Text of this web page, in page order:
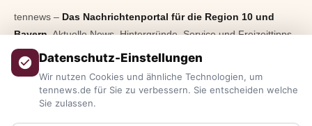
tennews – Das Nachrichtenportal für die Region 10 und
Bayern.Aktuelle News, Hintergründe, Service und Freizeittipps
aus allen Regionen, Städten und Landkreisen.
Blaulicht, von Kultur bis Sport, von Alltagstipps bis
Veranstaltungen – immer aktuell, immer aus Ihrer Nähe.
Datenschutz-Einstellungen
Wir nutzen Cookies und ähnliche Technologien, um
tennews.de für Sie zu verbessern. Sie entscheiden welche
Sie zulassen.